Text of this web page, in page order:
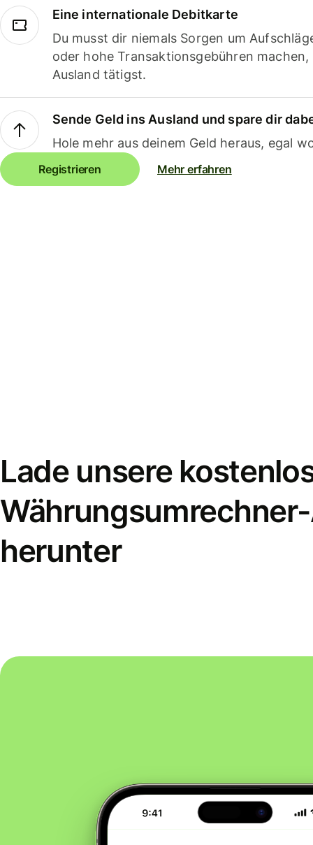
Eine internationale Debitkarte
Du musst dir niemals Sorgen um
oder hohe Transaktionsgebühren
Ausland tätigst.
Sende Geld ins Ausland und spare dir
Hole mehr aus deinem Geld heraus, egal
Registrieren Mehr erfahren
Lade unsere
herunter